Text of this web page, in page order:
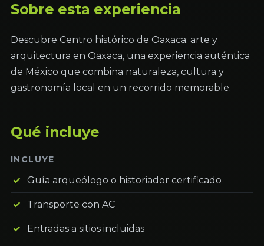
Sobre esta experiencia
Descubre Centro histórico de Oaxaca: arte y
arquitectura en Oaxaca, una experiencia auténtica
de México que combina naturaleza, cultura y
gastronomía local en un recorrido memorable.
Qué incluye
INCLUYE
Guía arqueólogo o historiador certificado
Transporte con AC
Entradas a sitios incluidas